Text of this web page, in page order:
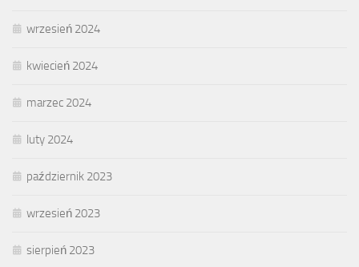
wrzesień 2024
kwiecień 2024
marzec 2024
luty 2024
październik 2023
wrzesień 2023
sierpień 2023